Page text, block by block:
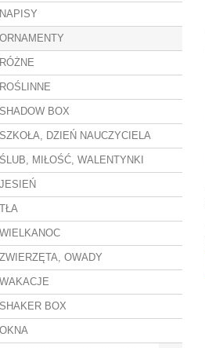
NAPISY
ORNAMENTY
RÓŻNE
ROŚLINNE
SHADOW BOX
SZKOŁA, DZIEŃ NAUCZYCIELA
ŚLUB, MIŁOŚĆ, WALENTYNKI
JESIEŃ
TŁA
WIELKANOC
ZWIERZĘTA, OWADY
WAKACJE
SHAKER BOX
OKNA